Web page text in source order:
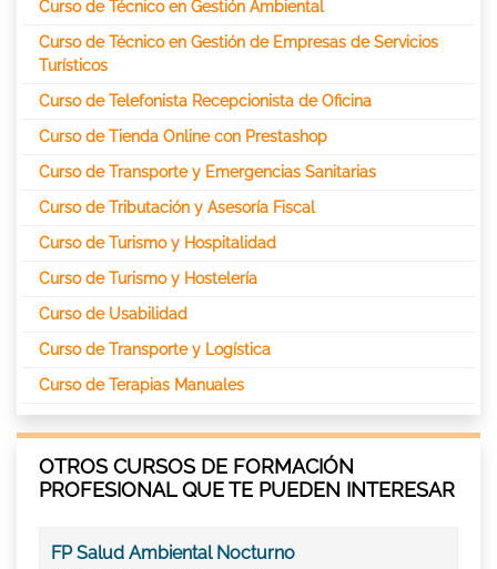
Curso de Técnico en Gestión Ambiental
Curso de Técnico en Gestión de Empresas de Servicios
Turísticos
Curso de Telefonista Recepcionista de Oficina
Curso de Tienda Online con Prestashop
Curso de Transporte y Emergencias Sanitarias
Curso de Tributación y Asesoría Fiscal
Curso de Turismo y Hospitalidad
Curso de Turismo y Hostelería
Curso de Usabilidad
Curso de Transporte y Logística
Curso de Terapias Manuales
OTROS CURSOS DE FORMACIÓN
PROFESIONAL QUE TE PUEDEN INTERESAR
FP Salud Ambiental Nocturno